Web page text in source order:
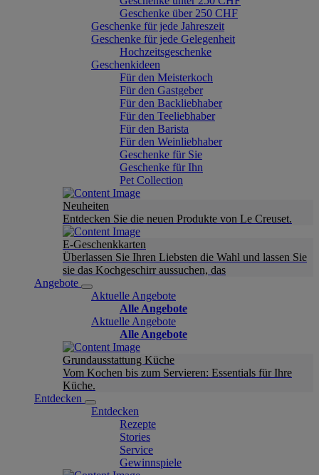
Geschenke über 250 CHF
Geschenke für jede Jahreszeit
Geschenke für jede Gelegenheit
Hochzeitsgeschenke
Geschenkideen
Für den Meisterkoch
Für den Gastgeber
Für den Backliebhaber
Für den Teeliebhaber
Für den Barista
Für den Weinliebhaber
Geschenke für Sie
Geschenke für Ihn
Pet Collection
Neuheiten
Entdecken Sie die neuen Produkte von Le Creuset.
E-Geschenkkarten
Überlassen Sie Ihren Liebsten die Wahl und lassen Sie
sie das Kochgeschirr aussuchen, das
Angebote
Aktuelle Angebote
Alle Angebote
Aktuelle Angebote
Alle Angebote
Grundausstattung Küche
Vom Kochen bis zum Servieren: Essentials für Ihre
Küche.
Entdecken
Entdecken
Rezepte
Stories
Service
Gewinnspiele